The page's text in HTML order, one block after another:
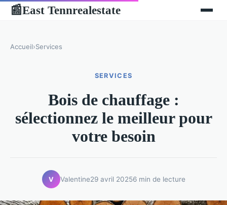
📰East Tennrealestate
Accueil›Services
SERVICES
Bois de chauffage :
sélectionnez le meilleur pour
votre besoin
V Valentine29 avril 20256 min de lecture